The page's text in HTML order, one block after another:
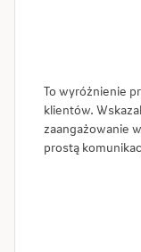
To wyróżnienie
klientów.
zaangażowanie
prostą